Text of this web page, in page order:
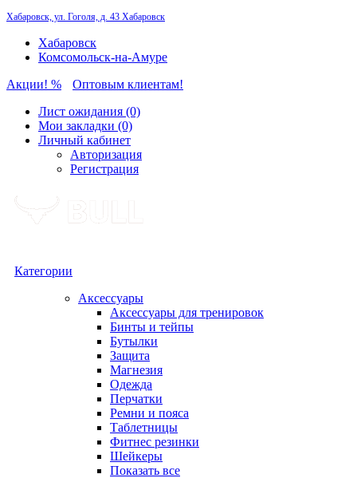
Хабаровск, ул. Гоголя, д. 43 Хабаровск
Хабаровск
Комсомольск-на-Амуре
Акции! %
Оптовым клиентам!
Лист ожидания (0)
Мои закладки (0)
Личный кабинет
Авторизация
Регистрация
Категории
Аксессуары
Аксессуары для тренировок
Бинты и тейпы
Бутылки
Защита
Магнезия
Одежда
Перчатки
Ремни и пояса
Таблетницы
Фитнес резинки
Шейкеры
Показать все